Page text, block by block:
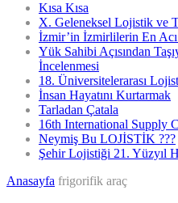
Kısa Kısa
X. Geleneksel Lojistik ve
İzmir’in İzmirlilerin En
Yük Sahibi Açısından
İncelenmesi
18. Üniversitelerarası
İnsan Hayatını Kurtarmak
Tarladan Çatala
16th International Supply
Neymiş Bu LOJİSTİK ???
Şehir Lojistiği 21. Yüzyıl
Anasayfa frigorifik araç